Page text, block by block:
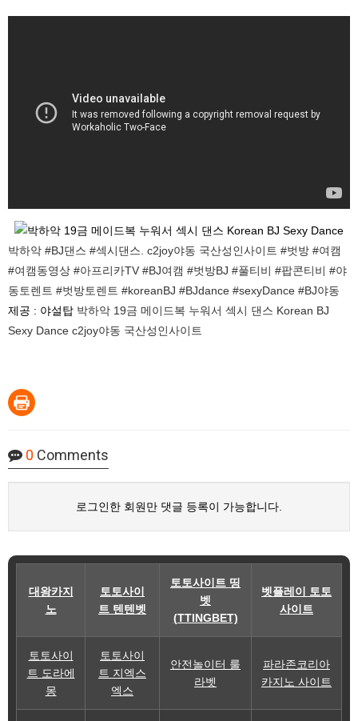
박하악 #BJ댄스 #섹시댄스. c2joy야동 국산성인사이트 #벗방 #여캠
#여캠동영상 #아프리카TV #BJ여캠 #벗방BJ #풀티비 #팝콘티비 #야
동토렌트 #벗방토렌트 #koreanBJ #BJdance #sexyDance #BJ야동
제공 : 야설탑 박하악 19금 메이드복 누워서 섹시 댄스 Korean BJ
Sexy Dance c2joy야동 국산성인사이트
0 Comments
로그인한 회원만 댓글 등록이 가능합니다.
대왕카지
노
토토사이
트 텐텐벳
토토사이트 띵
벳
(TTINGBET)
벳플레이 토토
사이트
토토사이
트 도라에
몽
토토사이
트 지엑스
엑스
안전놀이터 룰
라벳
파라존코리아
카지노 사이트